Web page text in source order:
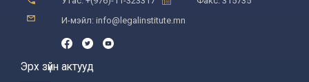
И-мэйл: info@legalinstitute.mn
Эрх зүйн актууд